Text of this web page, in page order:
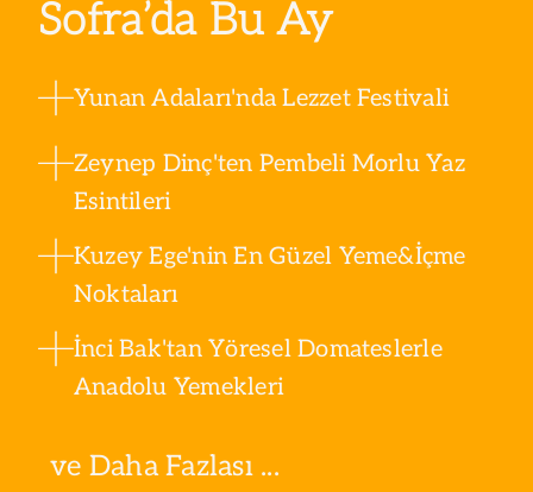
Sofra’da Bu Ay
Yunan Adaları'nda Lezzet Festivali
Zeynep Dinç'ten Pembeli Morlu Yaz
Esintileri
Kuzey Ege'nin En Güzel Yeme&İçme
Noktaları
İnci Bak'tan Yöresel Domateslerle
Anadolu Yemekleri
ve Daha Fazlası ...